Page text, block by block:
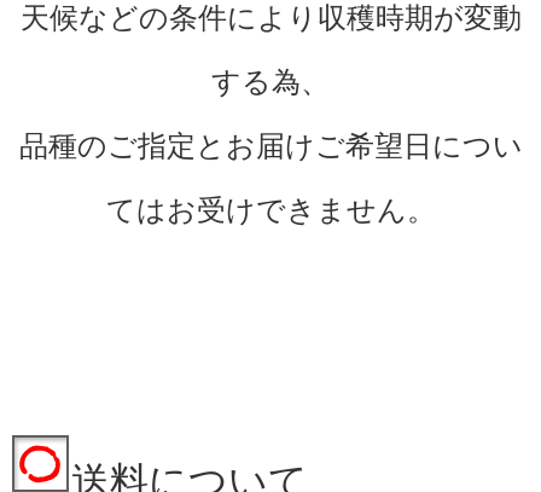
天候などの条件により収穫時期が変動
する為、
品種のご指定とお届けご希望日につい
てはお受けできません。
送料について